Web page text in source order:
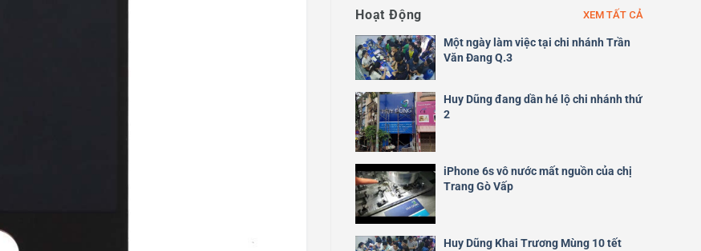
Hoạt Động XEM TẤT CẢ
Một ngày làm việc tại chi nhánh Trần
Văn Đang Q.3
Huy Dũng đang dần hé lộ chi nhánh thứ
2
iPhone 6s vô nước mất nguồn của chị
Trang Gò Vấp
Huy Dũng Khai Trương Mùng 10 tết